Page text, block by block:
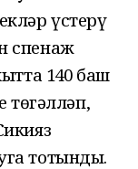
үстерү
спенаж
140 баш
төгәлләп,
тотынды.